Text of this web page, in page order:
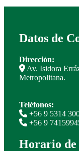
U
Cms
cantidad
Datos de
Dirección:
Av. Isidora
Metropolitana.
Teléfonos:
+56 9 5314
+56 9
Horario de